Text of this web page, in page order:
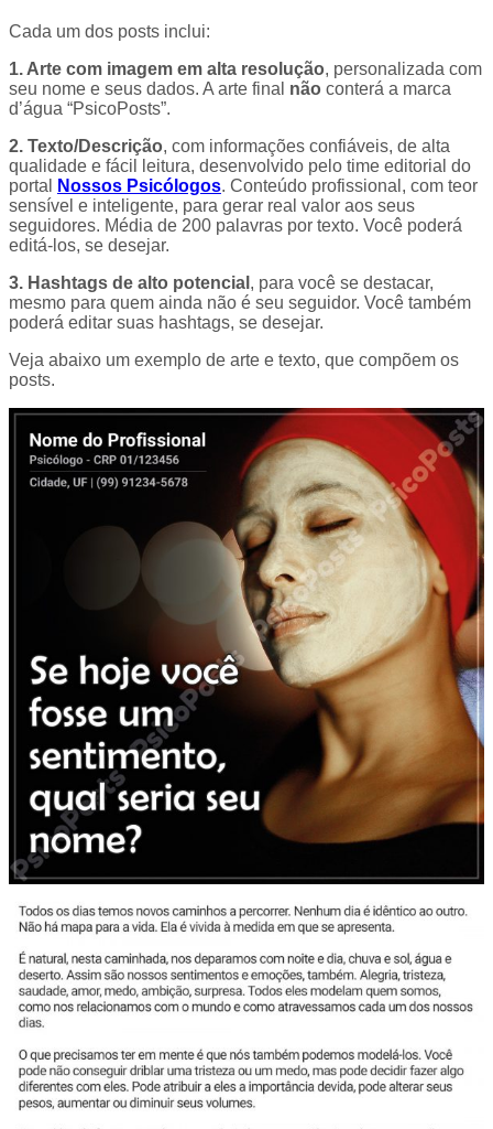
Cada um dos posts inclui:
1. Arte com imagem em alta resolução, personalizada com
seu nome e seus dados. A arte final não conterá a marca
d’água “PsicoPosts”.
2. Texto/Descrição, com informações confiáveis, de alta
qualidade e fácil leitura, desenvolvido pelo time editorial do
portal
Nossos Psicólogos. Conteúdo profissional, com teor
sensível e inteligente, para gerar real valor aos seus
seguidores. Média de 200 palavras por texto. Você poderá
editá-los, se desejar.
3. Hashtags de alto potencial , para você se destacar,
mesmo para quem ainda não é seu seguidor. Você também
poderá editar suas hashtags, se desejar.
Veja abaixo um exemplo de arte e texto, que compõem os
posts.